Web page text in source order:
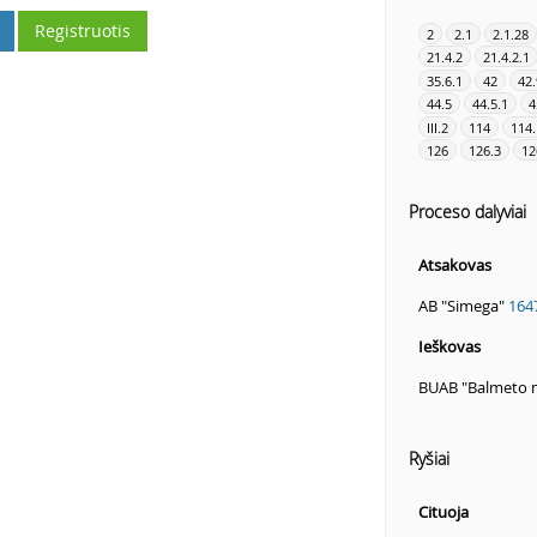
Registruotis 2 2.1
2.1.28
21.4.2
21.4.2.1
35.6.1
42
44.5
44.5.1
III.2
114
126
126.3
Proceso dalyviai
Atsakovas
AB "Simega"
Ieškovas
BUAB "Balmeto
Ryšiai
Cituoja